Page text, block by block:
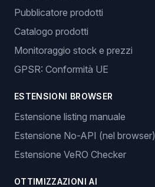
Pubblicatore prodotti
Catalogo prodotti
Monitoraggio stock e prezzi
GPSR: Conformità UE
ESTENSIONI BROWSER
Estensione listing manuale
Estensione No-API (nel browser)
Estensione VeRO Checker
OTTIMIZZAZIONI AI